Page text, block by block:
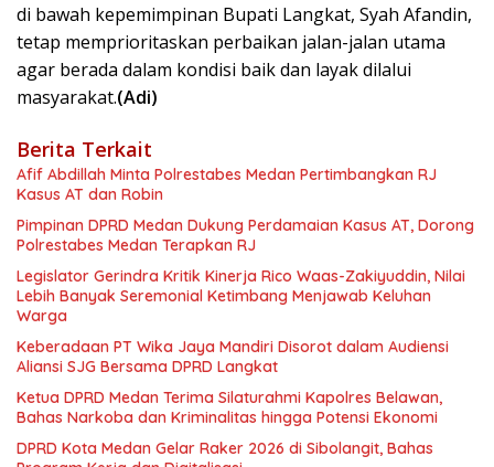
di bawah kepemimpinan Bupati Langkat, Syah Afandin,
tetap memprioritaskan perbaikan jalan-jalan utama
agar berada dalam kondisi baik dan layak dilalui
masyarakat.(Adi)
Berita Terkait
Afif Abdillah Minta Polrestabes Medan Pertimbangkan RJ
Kasus AT dan Robin
Pimpinan DPRD Medan Dukung Perdamaian Kasus AT, Dorong
Polrestabes Medan Terapkan RJ
Legislator Gerindra Kritik Kinerja Rico Waas-Zakiyuddin, Nilai
Lebih Banyak Seremonial Ketimbang Menjawab Keluhan
Warga
Keberadaan PT Wika Jaya Mandiri Disorot dalam Audiensi
Aliansi SJG Bersama DPRD Langkat
Ketua DPRD Medan Terima Silaturahmi Kapolres Belawan,
Bahas Narkoba dan Kriminalitas hingga Potensi Ekonomi
DPRD Kota Medan Gelar Raker 2026 di Sibolangit, Bahas